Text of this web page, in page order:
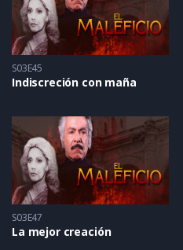
S03E45
Indiscreción con maña
S03E47
La mejor creación